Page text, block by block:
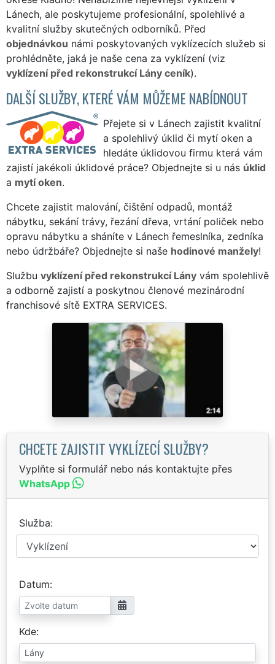
Lánech, ale poskytujeme profesionální, spolehlivé a
kvalitní služby skutečných odborníků. Před
objednávkou námi poskytovaných vyklízecích služeb si
prohlédněte, jaká je naše cena za vyklízení (viz
vyklízení před rekonstrukcí Lány ceník).
DALŠÍ SLUŽBY, KTERÉ VÁM MŮŽEME NABÍDNOUT
Přejete si v Lánech zajistit kvalitní
a spolehlivý úklid či mytí oken a
hledáte úklidovou firmu která vám
zajistí jakékoli úklidové práce? Objednejte si u nás úklid
a mytí oken.
Chcete zajistit malování, čištění odpadů, montáž
nábytku, sekání trávy, řezání dřeva, vrtání poliček nebo
opravu nábytku a sháníte v Lánech řemeslníka, zedníka
nebo údržbáře? Objednejte si naše hodinové manžely!
Službu vyklízení před rekonstrukcí Lány vám spolehlivě
a odborně zajistí a poskytnou členové mezinárodní
franchisové sítě EXTRA SERVICES.
CHCETE ZAJISTIT VYKLÍZECÍ SLUŽBY?
Vyplňte si formulář nebo nás kontaktujte přes
WhatsApp
Služba
Datum
Kde